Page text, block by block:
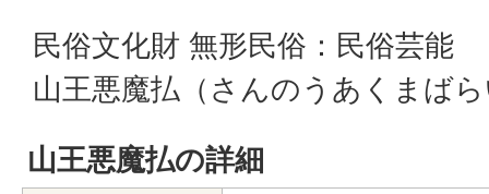
民俗文化財 無形民俗：民俗芸能
山王悪魔払（さんのうあくまば
山王悪魔払の詳細